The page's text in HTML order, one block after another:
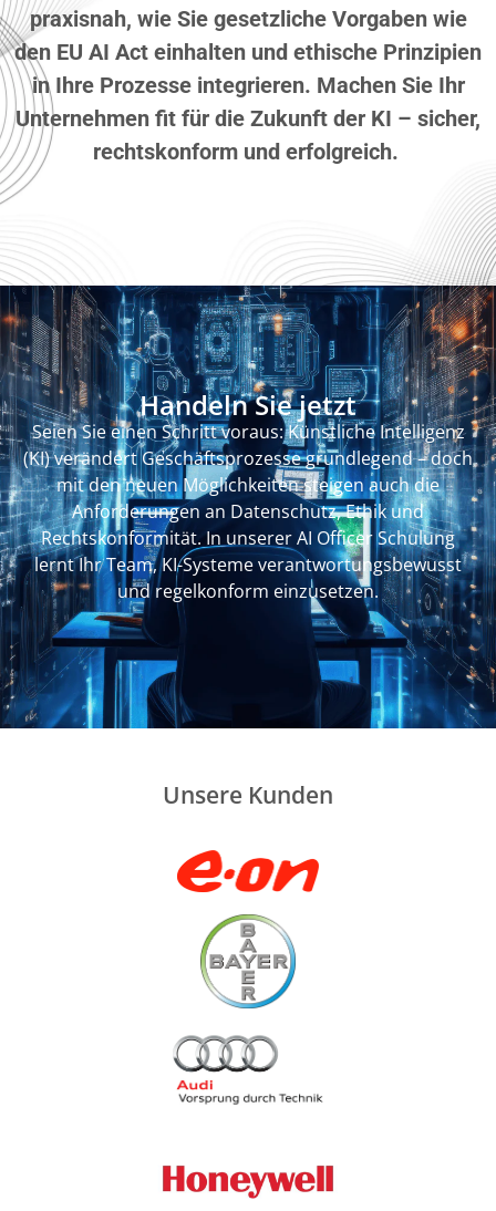
praxisnah, wie Sie gesetzliche Vorgaben wie
den EU AI Act einhalten und ethische Prinzipien
in Ihre Prozesse integrieren. Machen Sie Ihr
Unternehmen fit für die Zukunft der KI – sicher,
rechtskonform und erfolgreich.
Handeln Sie jetzt
Seien Sie einen Schritt voraus: Künstliche Intelligenz
(KI) verändert Geschäftsprozesse grundlegend – doch
mit den neuen Möglichkeiten steigen auch die
Anforderungen an Datenschutz, Ethik und
Rechtskonformität. In unserer AI Officer Schulung
lernt Ihr Team, KI-Systeme verantwortungsbewusst
und regelkonform einzusetzen.
Unsere Kunden